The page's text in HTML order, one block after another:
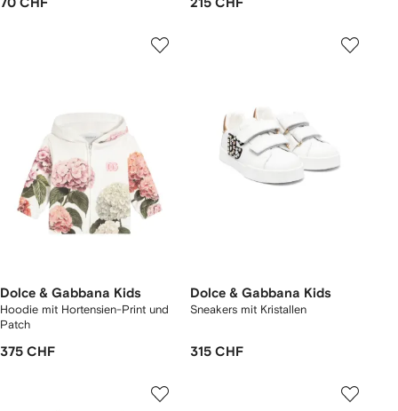
70 CHF 215 CHF
Dolce & Gabbana Kids
Hoodie mit Hortensien-Print und
Patch
375 CHF
Dolce & Gabbana Kids
Sneakers mit Kristallen
315 CHF